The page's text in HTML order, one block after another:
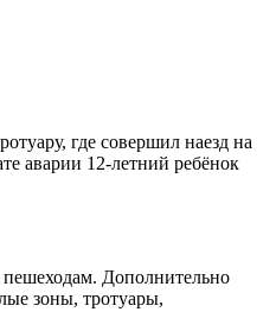
где совершил наезд на
аварии 12-летний ребёнок
Дополнительно
зоны, тротуары,